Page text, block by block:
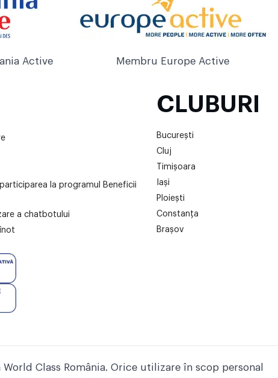
Active Membru Europe Active
la programul Beneficii
a chatbotului
CLUBURI
București
Cluj
Timișoara
Iași
Ploiești
Constanța
Brașov
Class România. Orice utilizare în scop personal